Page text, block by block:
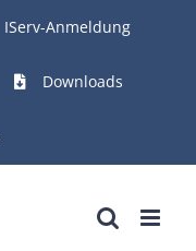
IServ-Anmeldung
Downloads